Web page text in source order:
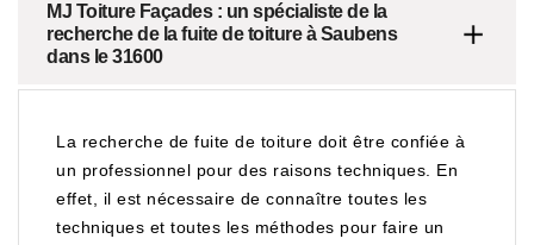
MJ Toiture Façades : un spécialiste de la
recherche de la fuite de toiture à Saubens
dans le 31600
La recherche de fuite de toiture doit être confiée à
un professionnel pour des raisons techniques. En
effet, il est nécessaire de connaître toutes les
techniques et toutes les méthodes pour faire un